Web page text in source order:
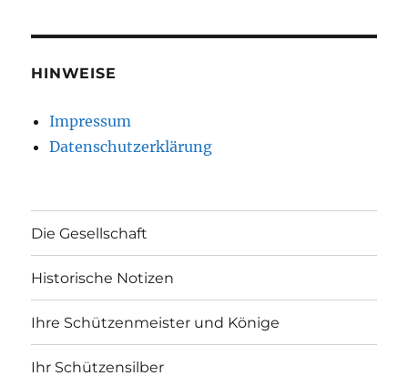
HINWEISE
Impressum
Datenschutzerklärung
Die Gesellschaft
Historische Notizen
Ihre Schützenmeister und Könige
Ihr Schützensilber